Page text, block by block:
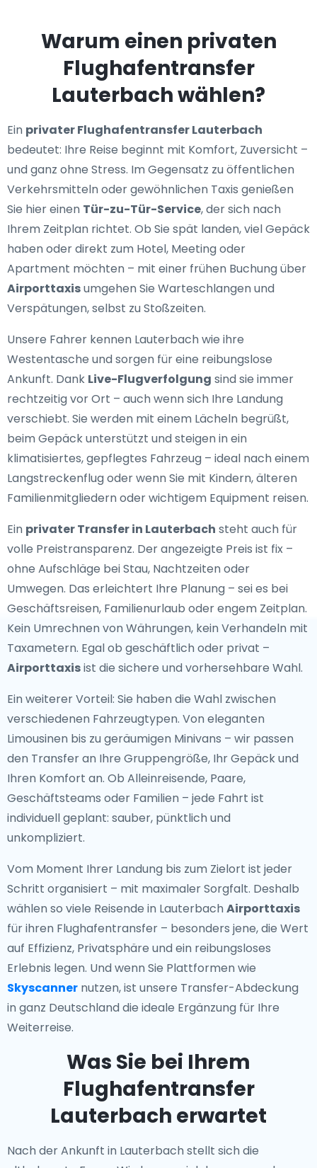
Warum einen privaten
Flughafentransfer
Lauterbach wählen?
Ein privater Flughafentransfer Lauterbach
bedeutet: Ihre Reise beginnt mit Komfort, Zuversicht –
und ganz ohne Stress. Im Gegensatz zu öffentlichen
Verkehrsmitteln oder gewöhnlichen Taxis genießen
Sie hier einen Tür-zu-Tür-Service, der sich nach
Ihrem Zeitplan richtet. Ob Sie spät landen, viel Gepäck
haben oder direkt zum Hotel, Meeting oder
Apartment möchten – mit einer frühen Buchung über
Airporttaxisumgehen Sie Warteschlangen und
Verspätungen, selbst zu Stoßzeiten.
Unsere Fahrer kennen Lauterbach wie ihre
Westentasche und sorgen für eine reibungslose
Ankunft. Dank Live-Flugverfolgung sind sie immer
rechtzeitig vor Ort – auch wenn sich Ihre Landung
verschiebt. Sie werden mit einem Lächeln begrüßt,
beim Gepäck unterstützt und steigen in ein
klimatisiertes, gepflegtes Fahrzeug – ideal nach einem
Langstreckenflug oder wenn Sie mit Kindern, älteren
Familienmitgliedern oder wichtigem Equipment reisen.
Ein privater Transfer in Lauterbach steht auch für
volle Preistransparenz. Der angezeigte Preis ist fix –
ohne Aufschläge bei Stau, Nachtzeiten oder
Umwegen. Das erleichtert Ihre Planung – sei es bei
Geschäftsreisen, Familienurlaub oder engem Zeitplan.
Kein Umrechnen von Währungen, kein Verhandeln mit
Taxametern. Egal ob geschäftlich oder privat –
Airporttaxisist die sichere und vorhersehbare Wahl.
Ein weiterer Vorteil: Sie haben die Wahl zwischen
verschiedenen Fahrzeugtypen. Von eleganten
Limousinen bis zu geräumigen Minivans – wir passen
den Transfer an Ihre Gruppengröße, Ihr Gepäck und
Ihren Komfort an. Ob Alleinreisende, Paare,
Geschäftsteams oder Familien – jede Fahrt ist
individuell geplant: sauber, pünktlich und
unkompliziert.
Vom Moment Ihrer Landung bis zum Zielort ist jeder
Schritt organisiert – mit maximaler Sorgfalt. Deshalb
wählen so viele Reisende in Lauterbach Airporttaxis
für ihren Flughafentransfer – besonders jene, die Wert
auf Effizienz, Privatsphäre und ein reibungsloses
Erlebnis legen. Und wenn Sie Plattformen wie
Skyscanner nutzen, ist unsere Transfer-Abdeckung
in ganz Deutschland die ideale Ergänzung für Ihre
Weiterreise.
Was Sie bei Ihrem
Flughafentransfer
Lauterbach erwartet
Nach der Ankunft in Lauterbach stellt sich die